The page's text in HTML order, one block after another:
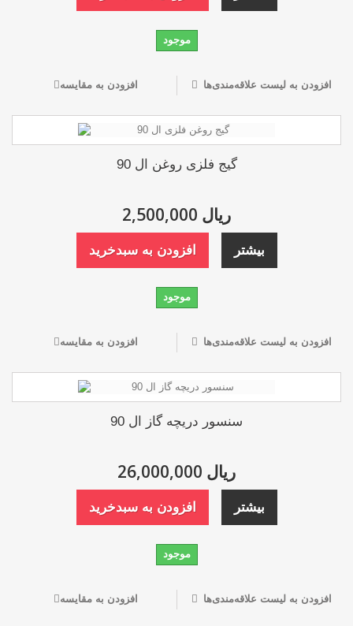
موجود
افزودن به لیست علاقه‌مندی‌ها افزودن به مقایسه
گیج فلزی روغن ال 90
2,500,000 ریال
افزودن به سبدخرید بیشتر
موجود
افزودن به لیست علاقه‌مندی‌ها افزودن به مقایسه
سنسور دریچه گاز ال 90
26,000,000 ریال
افزودن به سبدخرید بیشتر
موجود
افزودن به لیست علاقه‌مندی‌ها افزودن به مقایسه